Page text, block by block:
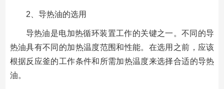
2、导热油的选用
导热油是电加热循环装置工作的关键之一。不同的导
热油具有不同的加热温度范围和性能。在选用之前，应该
根据反应釜的工作条件和所需加热温度来选择合适的导热
油。